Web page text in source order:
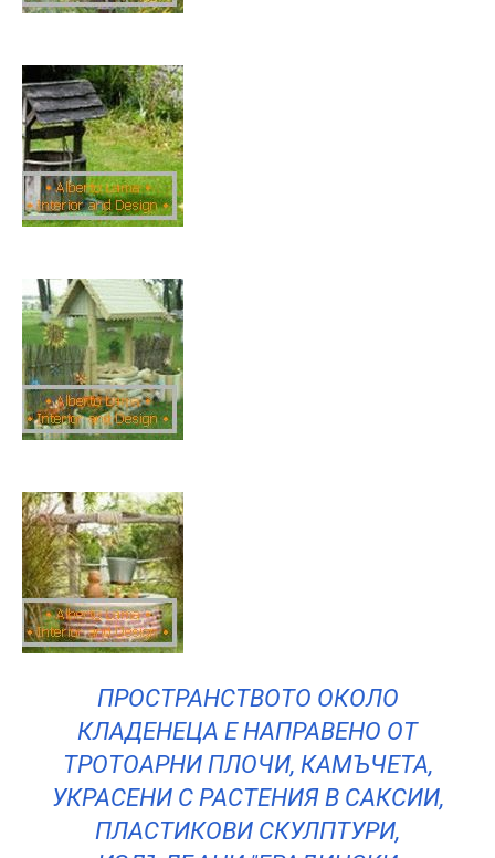
ПРОСТРАНСТВОТО ОКОЛО
КЛАДЕНЕЦА Е НАПРАВЕНО ОТ
ТРОТОАРНИ ПЛОЧИ, КАМЪЧЕТА,
УКРАСЕНИ С РАСТЕНИЯ В САКСИИ,
ПЛАСТИКОВИ СКУЛПТУРИ,